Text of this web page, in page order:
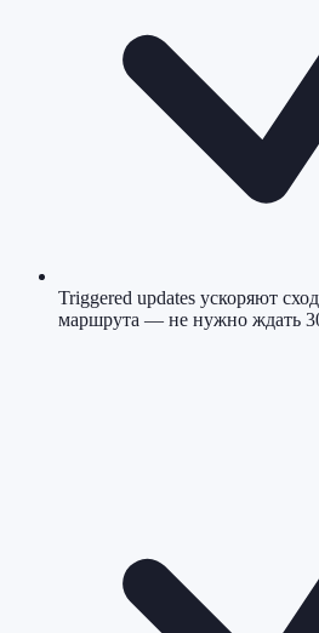
Triggered updates ускоряют
маршрута — не нужно ждать